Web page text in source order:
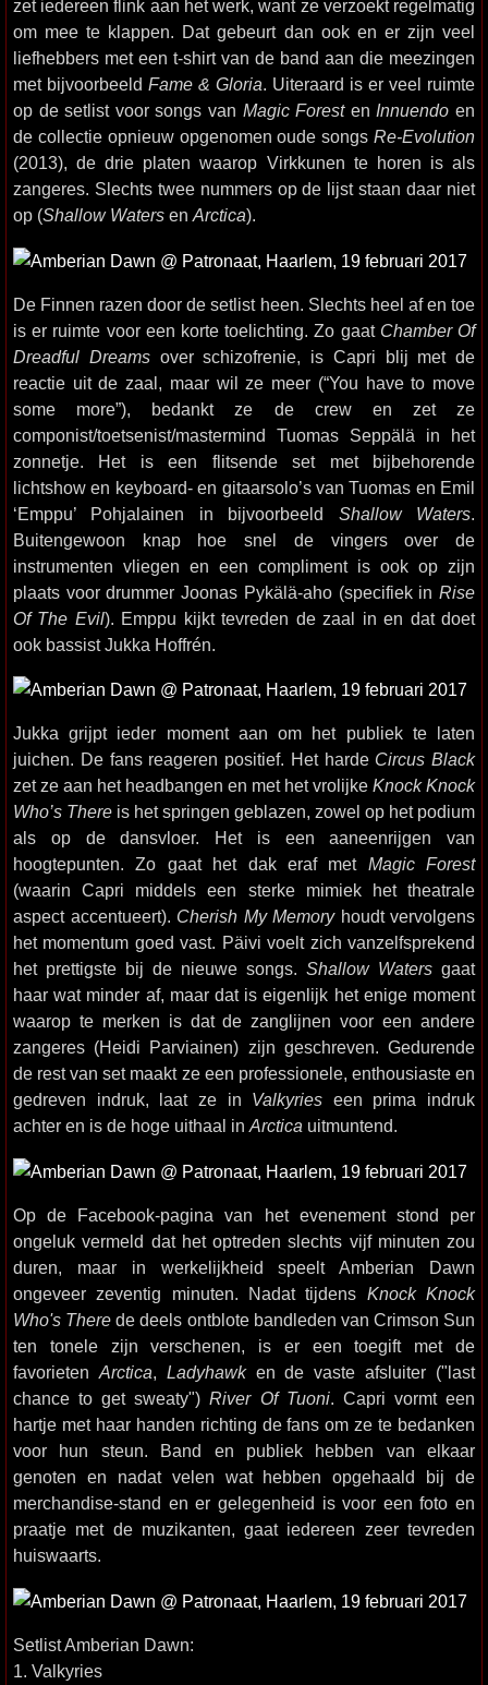
zet iedereen flink aan het werk, want ze verzoekt regelmatig
om mee te klappen. Dat gebeurt dan ook en er zijn veel
liefhebbers met een t-shirt van de band aan die meezingen
met bijvoorbeeld Fame & Gloria. Uiteraard is er veel ruimte
op de setlist voor songs van Magic Foresten Innuendo en
de collectie opnieuw opgenomen oude songs Re-Evolution
(2013), de drie platen waarop Virkkunen te horen is als
zangeres. Slechts twee nummers op de lijst staan daar niet
op (Shallow Waters en Arctica).
De Finnen razen door de setlist heen. Slechts heel af en toe
is er ruimte voor een korte toelichting. Zo gaat Chamber Of
Dreadful Dreamsover schizofrenie, is Capri blij met de
reactie uit de zaal, maar wil ze meer (“You have to move
some more”), bedankt ze de crew en zet ze
componist/toetsenist/mastermind Tuomas Seppälä in het
zonnetje. Het is een flitsende set met bijbehorende
lichtshow en keyboard- en gitaarsolo’s van Tuomas en Emil
‘Emppu’ Pohjalainen in bijvoorbeeld Shallow Waters.
Buitengewoon knap hoe snel de vingers over de
instrumenten vliegen en een compliment is ook op zijn
plaats voor drummer Joonas Pykälä-aho (specifiek in Rise
Of The Evil). Emppu kijkt tevreden de zaal in en dat doet
ook bassist Jukka Hoffrén.
Jukka grijpt ieder moment aan om het publiek te laten
juichen. De fans reageren positief. Het harde Circus Black
zet ze aan het headbangen en met het vrolijke Knock Knock
Who’s There is het springen geblazen, zowel op het podium
als op de dansvloer. Het is een aaneenrijgen van
hoogtepunten. Zo gaat het dak eraf met Magic Forest
(waarin Capri middels een sterke mimiek het theatrale
aspect accentueert). Cherish My Memoryhoudt vervolgens
het momentum goed vast. Päivi voelt zich vanzelfsprekend
het prettigste bij de nieuwe songs. Shallow Waters gaat
haar wat minder af, maar dat is eigenlijk het enige moment
waarop te merken is dat de zanglijnen voor een andere
zangeres (Heidi Parviainen) zijn geschreven. Gedurende
de rest van set maakt ze een professionele, enthousiaste en
gedreven indruk, laat ze in Valkyries een prima indruk
achter en is de hoge uithaal in Arctica uitmuntend.
Op de Facebook-pagina van het evenement stond per
ongeluk vermeld dat het optreden slechts vijf minuten zou
duren, maar in werkelijkheid speelt Amberian Dawn
ongeveer zeventig minuten. Nadat tijdens Knock Knock
Who's There de deels ontblote bandleden van Crimson Sun
ten tonele zijn verschenen, is er een toegift met de
favorieten Arctica, Ladyhawken de vaste afsluiter ("last
chance to get sweaty")River Of Tuoni. Capri vormt een
hartje met haar handen richting de fans om ze te bedanken
voor hun steun. Band en publiek hebben van elkaar
genoten en nadat velen wat hebben opgehaald bij de
merchandise-stand en er gelegenheid is voor een foto en
praatje met de muzikanten, gaat iedereen zeer tevreden
huiswaarts.
Setlist Amberian Dawn:
1. Valkyries